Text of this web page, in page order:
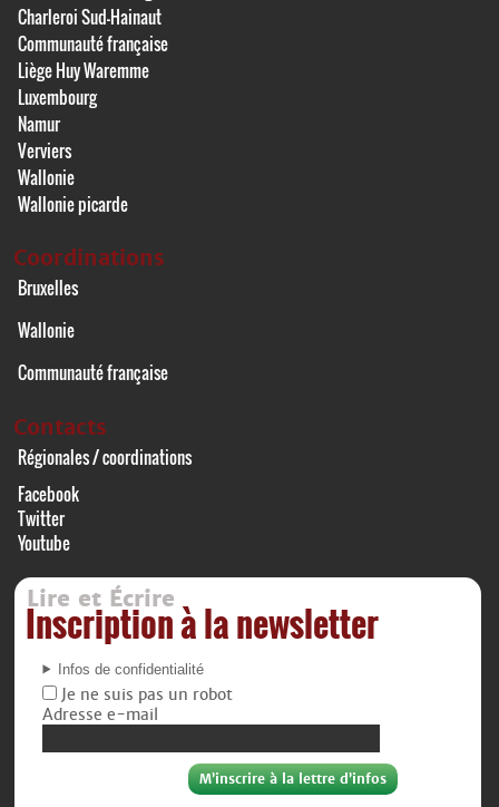
Charleroi Sud-Hainaut
Communauté française
Liège Huy Waremme
Luxembourg
Namur
Verviers
Wallonie
Wallonie picarde
Coordinations
Bruxelles
Wallonie
Communauté française
Contacts
Régionales / coordinations
Facebook
Twitter
Youtube
Lire et Écrire
Inscription à la newsletter
Infos de confidentialité
Je ne suis pas un robot
Adresse e-mail